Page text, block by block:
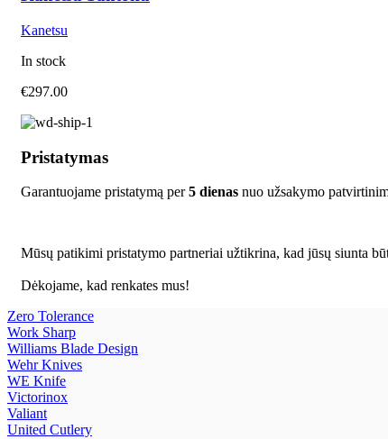
Kanetsu
In stock
€297.00
Pristatymas
Garantuojame pristatymą per5 dienas nuo užsakymo
Mūsų patikimi pristatymo partneriai užtikrina, kad jūsų siunta
Dėkojame, kad renkates mus!
Zero Tolerance
Work Sharp
Williams Blade Design
Wehr Knives
WE Knife
Victorinox
Valiant
United Cutlery